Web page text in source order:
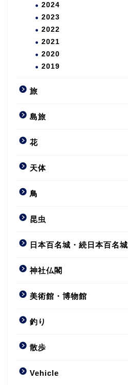
2024
2023
2022
2021
2020
2019
旅
島旅
花
天体
鳥
昆虫
日本百名城・続日本百名城
神社仏閣
美術館・博物館
釣り
散歩
Vehicle